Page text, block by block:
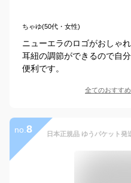
ちゃゆ(50代・女性)
ニューエラのロゴがおしゃ
耳紐の調節ができるので自
便利です。
全てのおすす
no. 8